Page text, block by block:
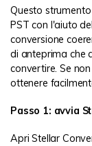
Questo
PST con l'aiuto
conversione
di anteprima che
convertire. Se
ottenere
Passo 1: avvia
Apri Stellar